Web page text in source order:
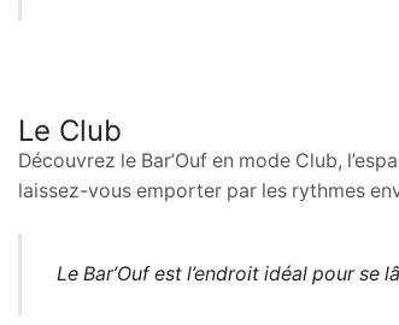
Le Club
Découvrez le Bar’Ouf en mode Club,
laissez-vous emporter par les rythmes
Le Bar’Ouf est l’endroit idéal pour